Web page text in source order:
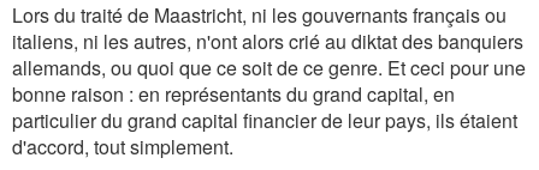
Lors du traité de Maastricht, ni les gouvernants français ou
italiens, ni les autres, n'ont alors crié au diktat des banquiers
allemands, ou quoi que ce soit de ce genre. Et ceci pour une
bonne raison : en représentants du grand capital, en
particulier du grand capital financier de leur pays, ils étaient
d'accord, tout simplement.